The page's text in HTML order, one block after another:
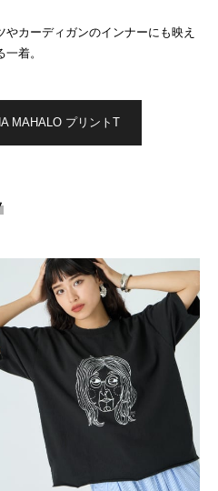
カーディガンのインナーにも映え
着。
MAHALO プリントT